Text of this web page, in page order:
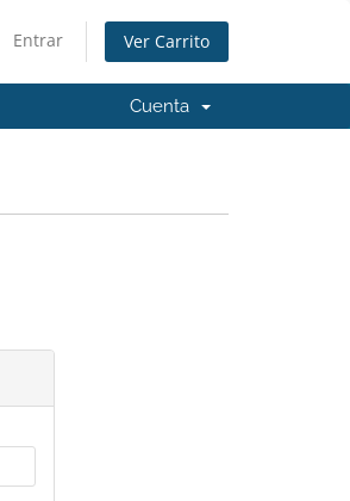
Entrar Ver Carrito
Cuenta